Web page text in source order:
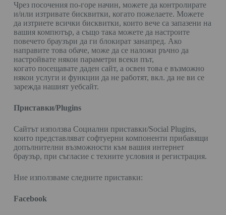
Чрез посочения по-горе начин, можете да контролирате
и/или изтривате бисквитки, когато пожелаете. Можете
да изтриете всички бисквитки, които вече са запазени на
вашия компютър, а също така можете да настроите
повечето браузъри да ги блокират занапред. Ако
направите това обаче, може да се наложи ръчно да
настройвате някои параметри всеки път,
когато посещавате даден сайт, а освен това е възможно
някои услуги и функции да не работят, вкл. да не ви се
зарежда нашият уебсайт.
Приставки/Plugins
Сайтът използва Социални приставки/Social Plugins,
които представляват софтуерни компоненти прибавящи
допълнителни възможности към вашия интернет
браузър, при съгласие с техните условия и регистрация.
Ние използваме следните приставки:
Facebook